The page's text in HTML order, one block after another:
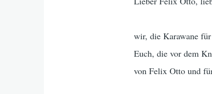
wir, die Karawane
Euch, die vor dem
von Felix Otto und